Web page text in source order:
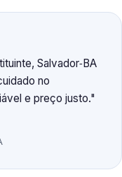
Salvador‑BA
no
e preço justo.